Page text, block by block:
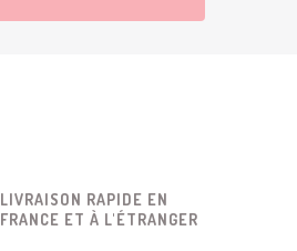
LIVRAISON RAPIDE EN
FRANCE ET À L'ÉTRANGER